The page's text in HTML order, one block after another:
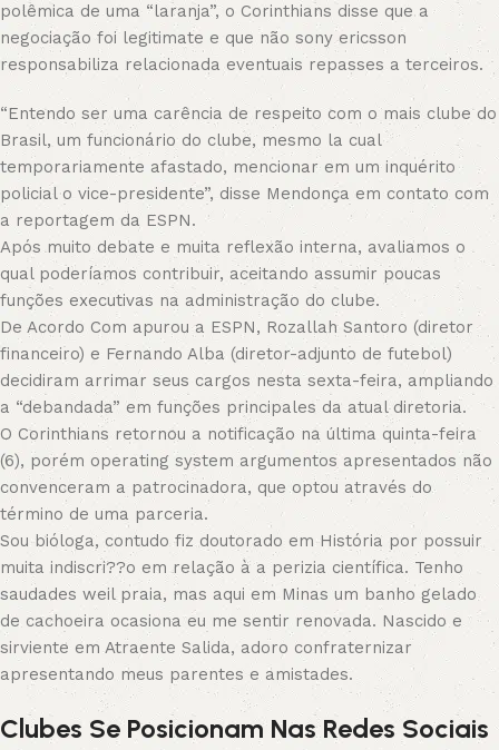
polêmica de uma “laranja”, o Corinthians disse que a
negociação foi legitimate e que não sony ericsson
responsabiliza relacionada eventuais repasses a terceiros.
“Entendo ser uma carência de respeito com o mais clube do
Brasil, um funcionário do clube, mesmo la cual
temporariamente afastado, mencionar em um inquérito
policial o vice-presidente”, disse Mendonça em contato com
a reportagem da ESPN.
Após muito debate e muita reflexão interna, avaliamos o
qual poderíamos contribuir, aceitando assumir poucas
funções executivas na administração do clube.
De Acordo Com apurou a ESPN, Rozallah Santoro (diretor
financeiro) e Fernando Alba (diretor-adjunto de futebol)
decidiram arrimar seus cargos nesta sexta-feira, ampliando
a “debandada” em funções principales da atual diretoria.
O Corinthians retornou a notificação na última quinta-feira
(6), porém operating system argumentos apresentados não
convenceram a patrocinadora, que optou através do
término de uma parceria.
Sou bióloga, contudo fiz doutorado em História por possuir
muita indiscri??o em relação à a perizia científica. Tenho
saudades weil praia, mas aqui em Minas um banho gelado
de cachoeira ocasiona eu me sentir renovada. Nascido e
sirviente em Atraente Salida, adoro confraternizar
apresentando meus parentes e amistades.
Clubes Se Posicionam Nas Redes Sociais